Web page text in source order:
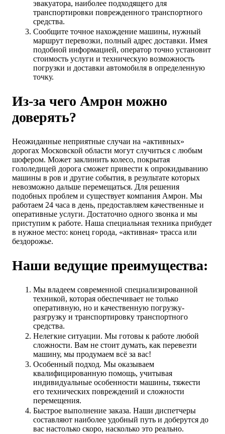
эвакуатора, наиболее подходящего для
транспортировки поврежденного транспортного
средства.
Сообщите точное нахождение машины, нужный
маршрут перевозки, полный адрес доставки. Имея
подобной информацией, оператор точно установит
стоимость услуги и техническую возможность
погрузки и доставки автомобиля в определенную
точку.
Из-за чего Амрон можно
доверять?
Неожиданные неприятные случаи на «активных»
дорогах Московской области могут случиться с любым
шофером. Может заклинить колесо, покрытая
гололедицей дорога сможет привести к опрокидыванию
машины в ров и другие события, в результате которых
невозможно дальше перемещаться. Для решения
подобных проблем и существует компания Амрон. Мы
работаем 24 часа в день, предоставляем качественные и
оперативные услуги. Достаточно одного звонка и мы
приступим к работе. Наша специальная техника прибудет
в нужное место: конец города, «активная» трасса или
бездорожье.
Наши ведущие преимущества:
Мы владеем современной специализированной
техникой, которая обеспечивает не только
оперативную, но и качественную погрузку-
разгрузку и транспортировку транспортного
средства.
Нелегкие ситуации. Мы готовы к работе любой
сложности. Вам не стоит думать, как перевезти
машину, мы продумаем всё за вас!
Особенный подход. Мы оказываем
квалифицированную помощь, учитывая
индивидуальные особенности машины, тяжести
его технических повреждений и сложности
перемещения.
Быстрое выполнение заказа. Наши диспетчеры
составляют наиболее удобный путь и доберутся до
вас настолько скоро, насколько это реально.